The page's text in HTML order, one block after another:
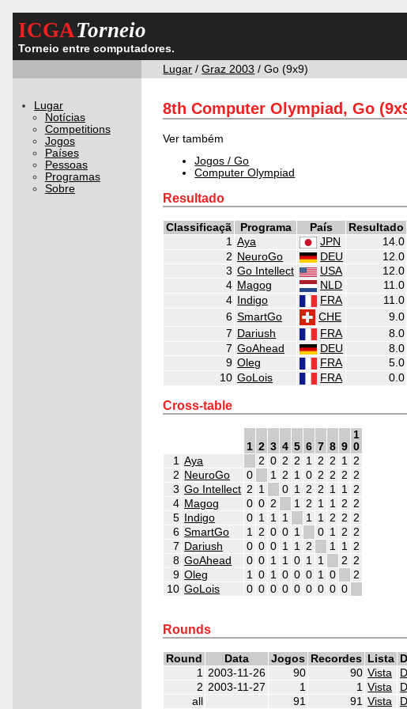
ICGATorneio
Torneio entre computadores.
Lugar /Graz 2003 / Go (9x9)
Lugar
Notícias
Competitions
Jogos
Países
Pessoas
Programas
Sobre
8th Computer Olympiad, Go
Ver também
Jogos / Go
Computer Olympiad
Resultado
Classificaçã Programa País Resultado
1 Aya JPN 14.0
2 NeuroGo DEU 12.0
3 Go Intellect USA 12.0
4 Magog NLD 11.0
4
Indigo FRA 11.0
6 SmartGo CHE 9.0
7 Dariush FRA 8.0
7 GoAhead DEU 8.0
9 Oleg FRA 5.0
10 GoLois FRA 0.0
Cross-table
1 2 3 4 5 6 7 8 9
1
0
1 Aya 2 0 2 2 1 2 2 1 2
2 NeuroGo 0 1 2 1 0 2 2 2 2
3 Go Intellect 2 1 0 1 2 2 1 1 2
4 Magog 0 0 2 1 2 1 1 2 2
5
Indigo 0 1 1 1 1 1 2 2 2
6 SmartGo 1 2 0 0 1 0 1 2 2
7 Dariush 0 0 0 1 1 2 1 1 2
8 GoAhead 0 0 1 1 0 1 1 2 2
9 Oleg 1 0 1 0 0 0 1 0
2
10 GoLois 0 0 0 0 0 0 0 0 0
Rounds
Round Data Jogos Recordes Lista
1
2003-11-26 90 90 Vista
2 2003-11-27 1 1 Vista
all
91 91 Vista